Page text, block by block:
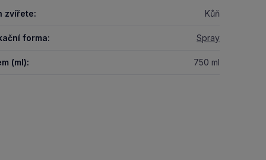
zvířete: Kůň
forma: Spray
(ml): 750 ml